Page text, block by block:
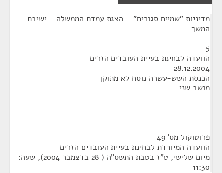
מדיניות "שמיים סגורים" – הצגת עמדת הממשלה – ישיבת
המשך
5
הוועדה לבחינת בעיית העובדים הזרים
28.12.2004
הכנסת השש-עשרה נוסח לא מתוקן
מושב שני
פרוטוקול מס' 49
הוועדה המיוחדת לבחינת בעיית העובדים הזרים
מיום שלישי, ט"ז בטבת התשס"ה ( 28 בדצמבר 2004), שעה:
11:30